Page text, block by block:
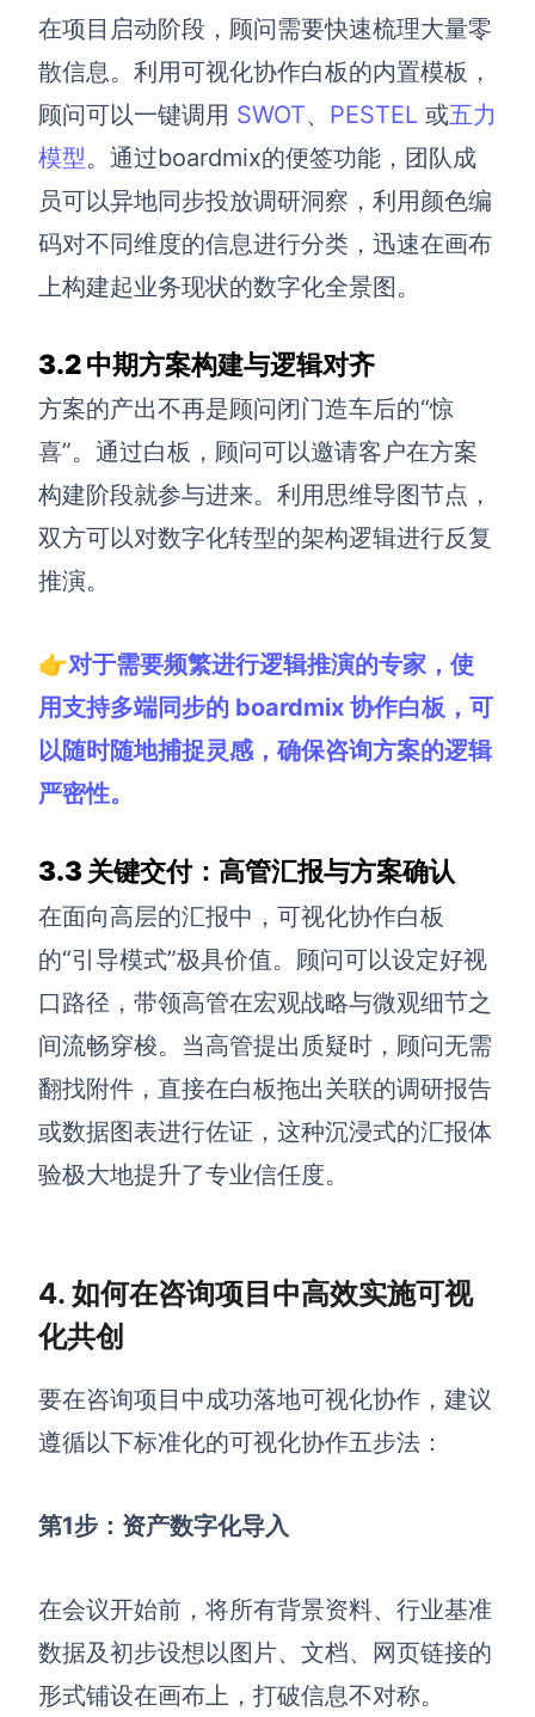
满足企业级团队协作和管理需求
帮助中心
知识分享社区
在项目启动阶段，顾问需要快速梳理大量零
散信息。利用可视化协作白板的内置模板，
顾问可以一键调用 SWOT、 PESTEL 或五力
模型。通过boardmix的便签功能，团队成
员可以异地同步投放调研洞察，利用颜色编
码对不同维度的信息进行分类，迅速在画布
上构建起业务现状的数字化全景图。
3.2 中期方案构建与逻辑对齐
方案的产出不再是顾问闭门造车后的“惊
喜”。通过白板，顾问可以邀请客户在方案
构建阶段就参与进来。利用思维导图节点，
双方可以对数字化转型的架构逻辑进行反复
推演。
👉对于需要频繁进行逻辑推演的专家，使
用支持多端同步的 boardmix 协作白板，可
以随时随地捕捉灵感，确保咨询方案的逻辑
严密性。
3.3 关键交付：高管汇报与方案确认
在面向高层的汇报中，可视化协作白板
的“引导模式”极具价值。顾问可以设定好视
口路径，带领高管在宏观战略与微观细节之
间流畅穿梭。当高管提出质疑时，顾问无需
翻找附件，直接在白板拖出关联的调研报告
或数据图表进行佐证，这种沉浸式的汇报体
验极大地提升了专业信任度。
4. 如何在咨询项目中高效实施可视
化共创
要在咨询项目中成功落地可视化协作，建议
遵循以下标准化的可视化协作五步法：
第1步：资产数字化导入
在会议开始前，将所有背景资料、行业基准
数据及初步设想以图片、文档、网页链接的
形式铺设在画布上，打破信息不对称。